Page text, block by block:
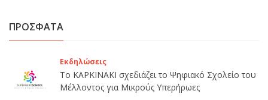
ΠΡΟΣΦΑΤΑ
Εκδηλώσεις
Το ΚΑΡΚΙΝΑΚΙ σχεδιάζει το Ψηφιακό Σχολείο του
Μέλλοντος για Μικρούς Υπερήρωες